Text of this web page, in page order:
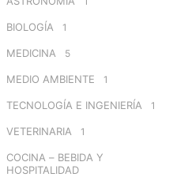
BIOLOGÍA 1
MEDICINA 5
MEDIO AMBIENTE 1
TECNOLOGÍA E INGENIERÍA 1
VETERINARIA 1
COCINA – BEBIDA Y
HOSPITALIDAD